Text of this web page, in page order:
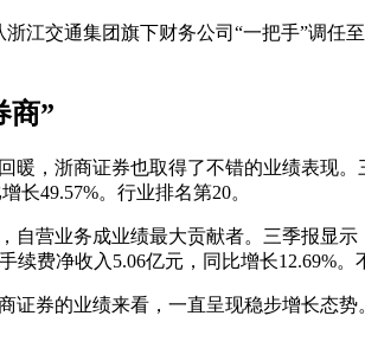
浙江交通集团旗下财务公司“一把手”调
商”
暖，浙商证券也取得了不错的业绩表现
长49.57%。行业排名第20。
自营业务成业绩最大贡献者。三季报显
续费净收入5.06亿元，同比增长12.69%
证券的业绩来看，一直呈现稳步增长态势